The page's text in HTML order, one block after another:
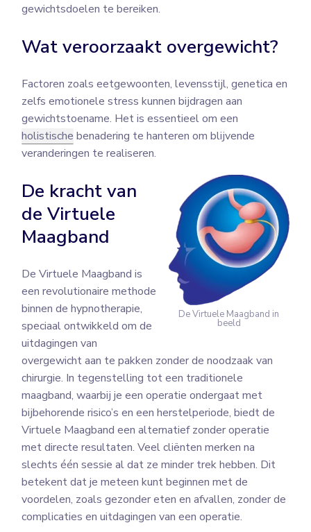
gewichtsdoelen te bereiken.
Wat veroorzaakt overgewicht?
Factoren zoals eetgewoonten, levensstijl, genetica en
zelfs emotionele stress kunnen bijdragen aan
gewichtstoename. Het is essentieel om een
holistische benadering te hanteren om blijvende
veranderingen te realiseren.
De Virtuele Maagband in
beeld
De kracht van
de Virtuele
Maagband
De Virtuele Maagband is
een revolutionaire methode
binnen de hypnotherapie,
speciaal ontwikkeld om de
uitdagingen van
overgewicht aan te pakken zonder de noodzaak van
chirurgie. In tegenstelling tot een traditionele
maagband, waarbij je een operatie ondergaat met
bijbehorende risico’s en een herstelperiode, biedt de
Virtuele Maagband een alternatief zonder operatie
met directe resultaten. Veel cliënten merken na
slechts één sessie al dat ze minder trek hebben. Dit
betekent dat je meteen kunt beginnen met de
voordelen, zoals gezonder eten en afvallen, zonder de
complicaties en uitdagingen van een operatie.